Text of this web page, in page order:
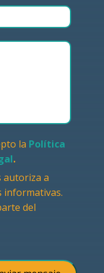
la Política
.
autoriza a
informativas.
del